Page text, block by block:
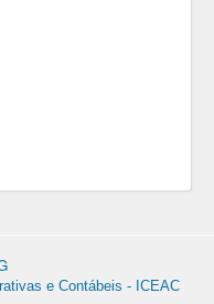
e Contábeis - ICEAC